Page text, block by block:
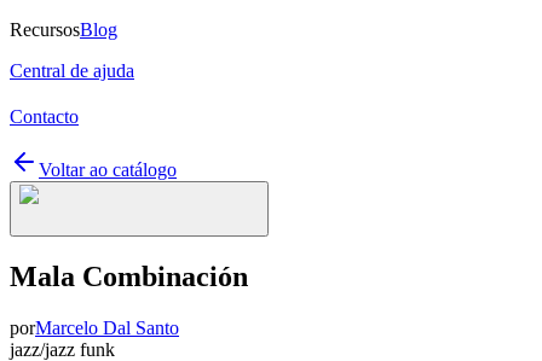
RecursosBlog
Central de ajuda
Contacto
Voltar ao catálogo
Mala Combinación
porMarcelo Dal Santo
jazz/jazz funk